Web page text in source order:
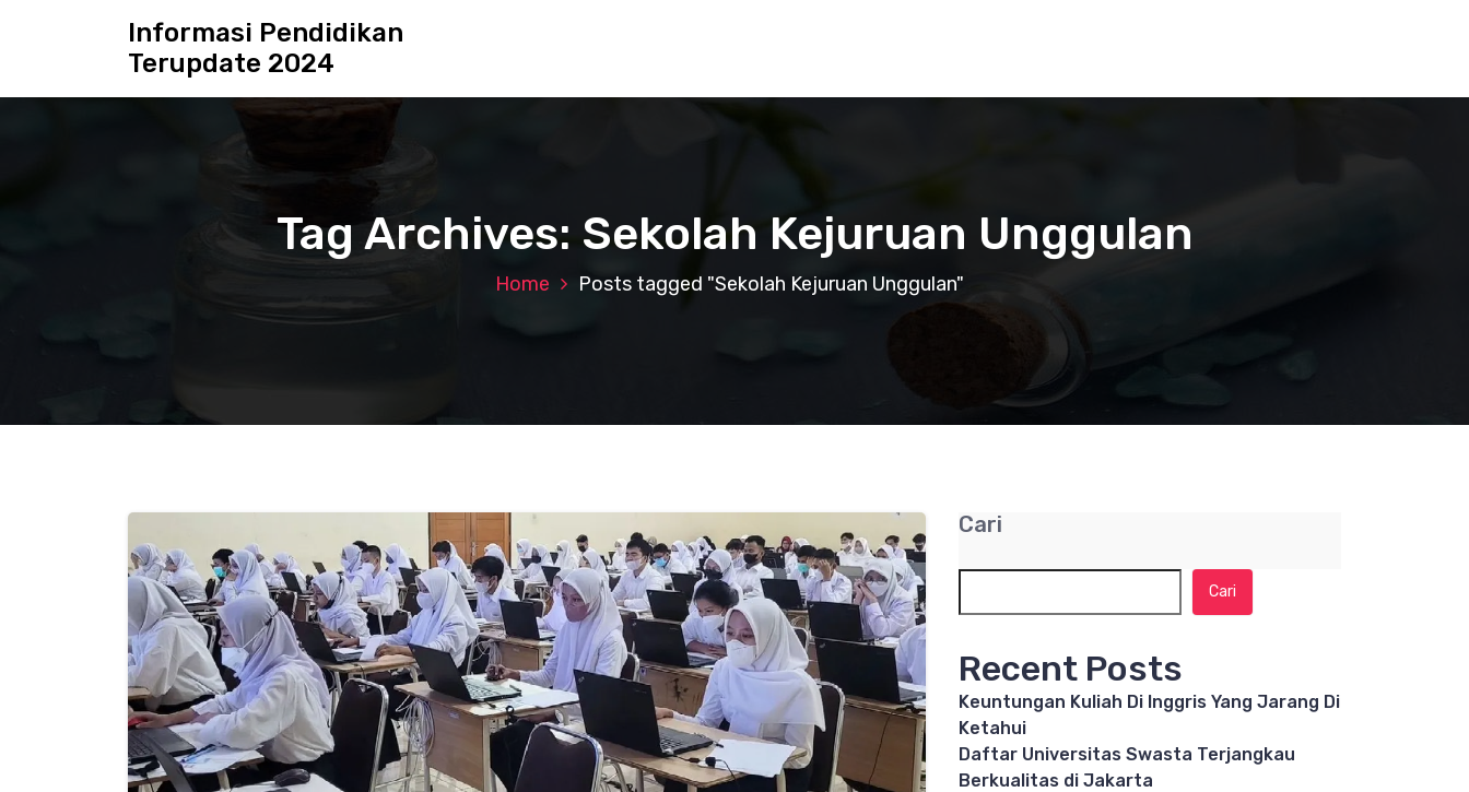
Informasi Pendidikan
Terupdate 2024
Tag Archives: Sekolah Kejuruan Unggulan
Home Posts tagged "Sekolah Kejuruan Unggulan"
Cari
Cari
Recent Posts
Keuntungan Kuliah Di Inggris Yang Jarang Di
Ketahui
Daftar Universitas Swasta Terjangkau
Berkualitas di Jakarta